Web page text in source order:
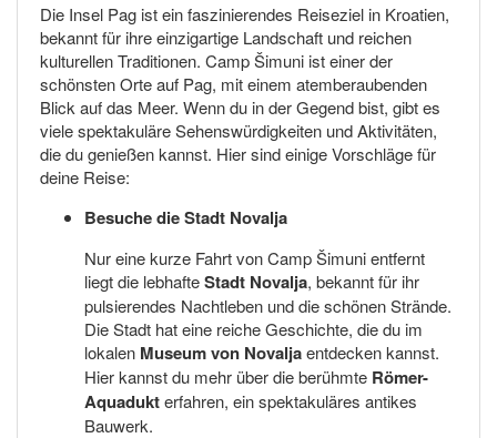
Die Insel Pag ist ein faszinierendes Reiseziel in Kroatien,
bekannt für ihre einzigartige Landschaft und reichen
kulturellen Traditionen. Camp Šimuni ist einer der
schönsten Orte auf Pag, mit einem atemberaubenden
Blick auf das Meer. Wenn du in der Gegend bist, gibt es
viele spektakuläre Sehenswürdigkeiten und Aktivitäten,
die du genießen kannst. Hier sind einige Vorschläge für
deine Reise:
Besuche die Stadt Novalja
Nur eine kurze Fahrt von Camp Šimuni entfernt
liegt die lebhafteStadt Novalja, bekannt für ihr
pulsierendes Nachtleben und die schönen Strände.
Die Stadt hat eine reiche Geschichte, die du im
lokalen Museum von Novaljaentdecken kannst.
Hier kannst du mehr über die berühmte Römer-
Aquadukterfahren, ein spektakuläres antikes
Bauwerk.